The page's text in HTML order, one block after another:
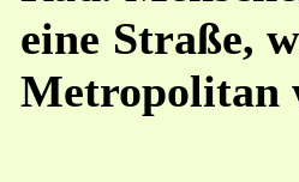
eine Straße,
Metropolitan